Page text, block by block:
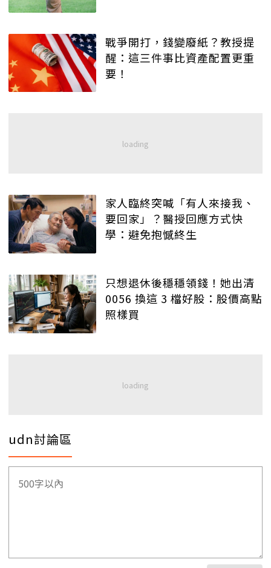
戰爭開打，錢變廢紙？教授提
醒：這三件事比資產配置更重
要！
家人臨終突喊「有人來接我、
要回家」？醫授回應方式快
學：避免抱憾終生
只想退休後穩穩領錢！她出清
0056 換這 3 檔好股：股價高點
照樣買
udn討論區